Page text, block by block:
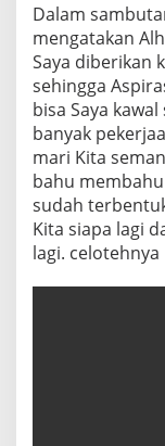
Dalam
mengatakan
Saya diberikan
sehingga
bisa Saya
banyak
mari Kita
bahu
sudah
Kita siapa lagi
lagi. celotehnya